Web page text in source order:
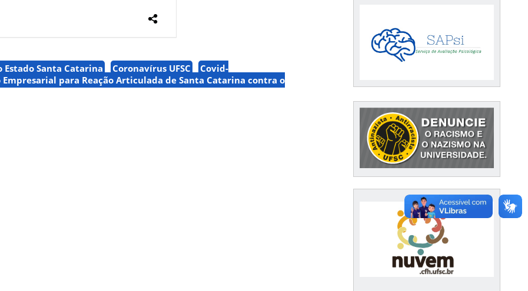
Santa Catarina Coronavírus UFSC
Covid-
Empresarial para Reação Articulada de Santa Catarina contra o